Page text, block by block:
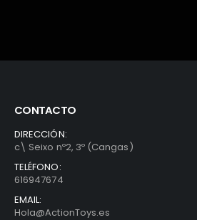
CONTACTO
DIRECCIÓN:
c\ Seixo nº2, 3º (Cangas)
TELÉFONO:
616947674
EMAIL:
Hola@ActionToys.es